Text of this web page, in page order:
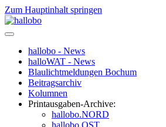
Zum Hauptinhalt springen
hallobo - News
halloWAT - News
Blaulichtmeldungen Bochum
Beitragsarchiv
Kolumnen
Printausgaben-Archive:
hallobo.NORD
hallobo.OST